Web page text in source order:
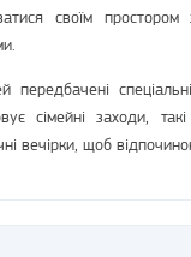
своїм простором
передбачені
сімейні заходи,
вечірки, щоб